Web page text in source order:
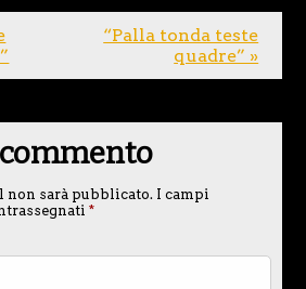
“Palla tonda teste
quadre” »
non sarà pubblicato. I campi
*